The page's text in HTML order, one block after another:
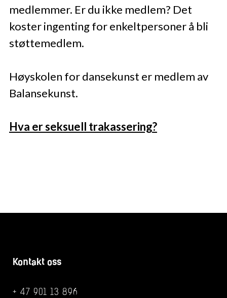
medlemmer. Er du ikke medlem? Det
koster ingenting for enkeltpersoner å bli
støttemedlem.
Høyskolen for dansekunst er medlem av
Balansekunst.
Hva er seksuell trakassering?
Kontakt oss
+ 47 901 13 896